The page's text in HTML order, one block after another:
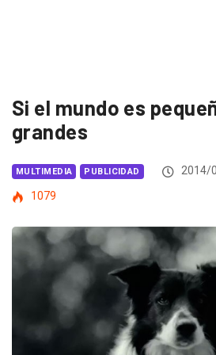
Si el mundo es
grandes
MULTIMEDIA PUBLICIDAD 2014/
1079